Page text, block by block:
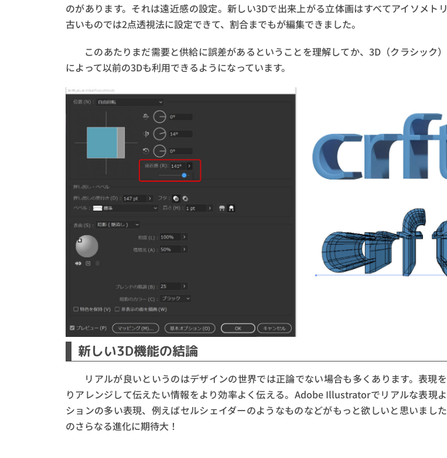
のがあります。それは遠近感の設定。新しい3Dで出来上がる立体画はすべてアイソメトリ
古いものでは2点透視法に設定できて、割合までもが編集できました。
このあたりまだ需要と供給に誤差があるということを理解してか、3D（クラシック
によって以前の3Dも利用できるようになっています。
新しい3D機能の結論
リアルが良いというのはデザインの世界では正論でない場合も多くあります。表現
りアレンジして伝えたい情報をより効率よく伝える。Adobe Illustratorでリアルな表現
ションの多い表現、例えばセルシェイダーのようなものなどがもっと欲しいと思いまし
のさらなる進化に期待大！